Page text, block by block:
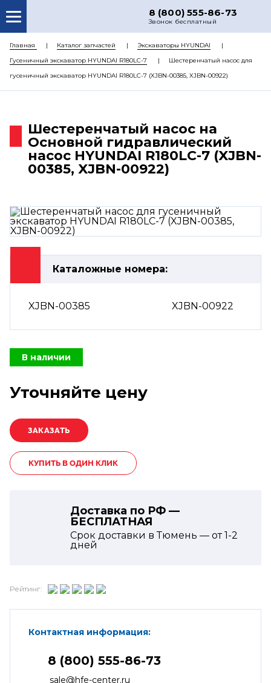
8 (800) 555-86-73
Звонок бесплатный
О НАС
КАТАЛОГ ЗАПЧАСТЕЙ
РЕМОНТ
ЦЕНЫ
КОНТАКТЫ
Главная Каталог запчастей
Экскаваторы HYUNDAI
Гусеничный экскаватор HYUNDAI R180LC-7
Шестеренчатый насос для
гусеничный экскаватор HYUNDAI R180LC-7 (XJBN-00385, XJBN-00922)
Шестеренчатый насос на
Основной гидравлический
насос HYUNDAI R180LC-7 (XJBN-
00385, XJBN-00922)
Каталожные номера:
XJBN-00385 XJBN-00922
В наличии
Уточняйте цену
КУПИТЬ В ОДИН КЛИК
Доставка по РФ —
БЕСПЛАТНАЯ
Срок доставки в Тюмень — от1-2
дней
Рейтинг:
Контактная информация:
8 (800) 555-86-73
sale@hfe-center.ru